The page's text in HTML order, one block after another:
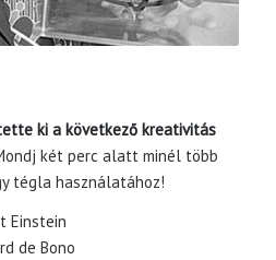
ki a következő kreativitás
két perc alatt minél több
tégla használatához!
Einstein
de Bono